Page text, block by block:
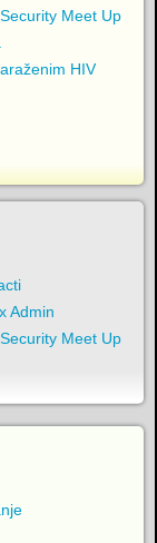
Meet Up
HIV
Admin
Meet Up